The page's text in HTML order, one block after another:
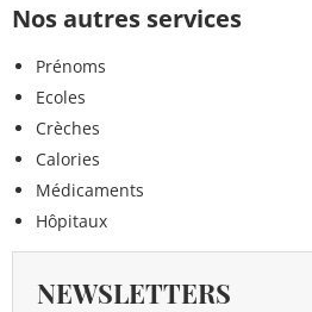
Nos autres services
Prénoms
Ecoles
Crèches
Calories
Médicaments
Hôpitaux
NEWSLETTERS